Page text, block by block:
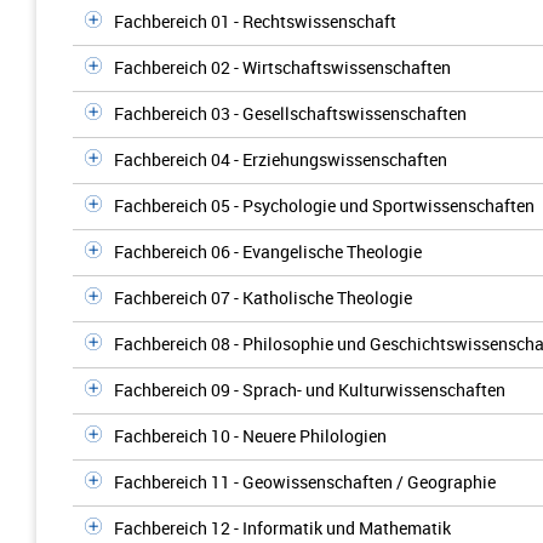
Fachbereich 01 - Rechtswissenschaft
Fachbereich 02 - Wirtschaftswissenschaften
Fachbereich 03 - Gesellschaftswissenschaften
Fachbereich 04 - Erziehungswissenschaften
Fachbereich 05 - Psychologie und Sportwissenschaften
Fachbereich 06 - Evangelische Theologie
Fachbereich 07 - Katholische Theologie
Fachbereich 08 - Philosophie und
Fachbereich 09 - Sprach- und Kulturwissenschaften
Fachbereich 10 - Neuere Philologien
Fachbereich 11 - Geowissenschaften / Geographie
Fachbereich 12 - Informatik und Mathematik